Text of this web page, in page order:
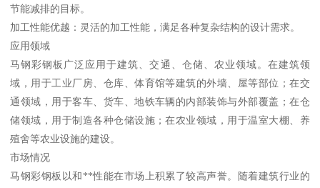
节能减排的目标。
加工性能优越：灵活的加工性能，满足各种复杂结构的设计需求。
应用领域
马钢彩钢板广泛应用于建筑、交通、仓储、农业领域。在建筑领
域，用于工业厂房、仓库、体育馆等建筑的外墙、屋等部位；在交
通领域，用于客车、货车、地铁车辆的内部装饰与外部覆盖；在仓
储领域，用于制造各种仓储设施；在农业领域，用于温室大棚、养
殖舍等农业设施的建设。
市场情况
马钢彩钢板以和**性能在市场上积累了较高声誉。随着建筑行业的